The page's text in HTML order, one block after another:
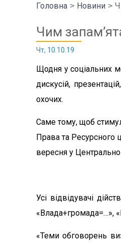
Головна Новини
Чим
Чт, 10.10.19
Щодня у соціальних
дискусій,
охочих.
Саме тому, щоб
Права та Ресурсного
вересня у
Усі відвідувачі
«Влада+громада=…»,
«Теми обговорень